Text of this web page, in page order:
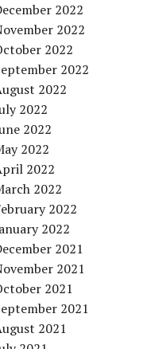
2022
2022
2022
2022
2022
2022
2022
2022
2022
2022
2022
2022
2021
2021
2021
2021
2021